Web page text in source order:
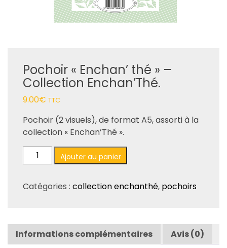
Pochoir « Enchan’ thé » –
Collection Enchan’Thé.
9.00€ TTC
Pochoir (2 visuels), de format A5, assorti à la
collection « Enchan’Thé ».
quantité
de
«
»
–
Ajouter au panier
Catégories : collection enchanthé, pochoirs
Informations complémentaires Avis (0)